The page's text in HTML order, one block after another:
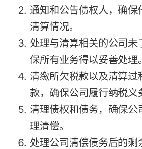
通知和公告债权人，确保
清算情况。
处理与清算相关的公司未
保所有业务得以妥善处理。
清缴所欠税款以及清算过
款，确保公司履行纳税义
清理债权和债务，确保公
理清偿。
处理公司清偿债务后的剩